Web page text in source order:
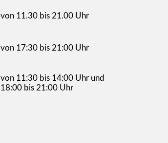
von 11.30 bis 21.00 Uhr
von 17:30 bis 21:00 Uhr
von 11:30 bis 14:00 Uhr und
18:00 bis 21:00 Uhr